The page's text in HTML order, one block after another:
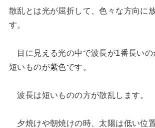
散乱とは光が屈折して、色々な方向に
す。
目に見える光の中で波長が1番長いの
短いものが紫色です。
波長は短いものの方が散乱します。
夕焼けや朝焼けの時、太陽は低い位